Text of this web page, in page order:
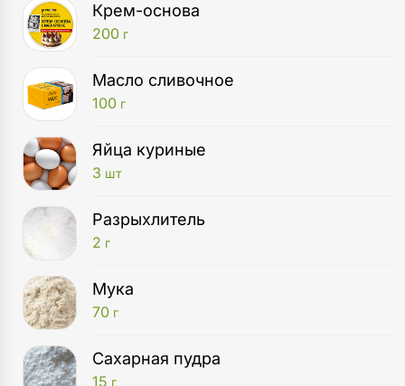
Крем-основа
200 г
Масло сливочное
100 г
Яйца куриные
3 шт
Разрыхлитель
2 г
Мука
70 г
Сахарная пудра
15 г